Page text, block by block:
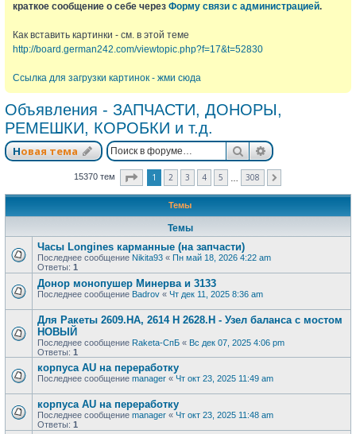
краткое сообщение о себе через Форму связи с администрацией.
Как вставить картинки - см. в этой теме
http://board.german242.com/viewtopic.php?f=17&t=52830
Ссылка для загрузки картинок - жми сюда
Объявления - ЗАПЧАСТИ, ДОНОРЫ,
РЕМЕШКИ, КОРОБКИ и т.д.
Новая тема ПоискРасширенный
15370 тем Страница из 308
1 2 3 4 5 308
Темы
Темы
Часы Longines карманные (на запчасти)
Последнее сообщение Nikita93 « Пн май 18, 2026 4:22 am
Ответы: 1
Донор монопушер Минерва и 3133
Последнее сообщение Badrov « Чт дек 11, 2025 8:36 am
Для Ракеты 2609.НА, 2614 Н 2628.Н - Узел баланса с мостом
НОВЫЙ
Последнее сообщение Raketa-СпБ « Вс дек 07, 2025 4:06 pm
Ответы: 1
корпуса AU на переработку
Последнее сообщение manager « Чт окт 23, 2025 11:49 am
корпуса AU на переработку
Последнее сообщение manager « Чт окт 23, 2025 11:48 am
Ответы: 1